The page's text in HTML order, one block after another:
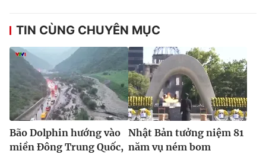
TIN CÙNG CHUYÊN MỤC
Bão Dolphin hướng vào
miền Đông Trung Quốc,
Nhật Bản tưởng niệm 81
năm vụ ném bom